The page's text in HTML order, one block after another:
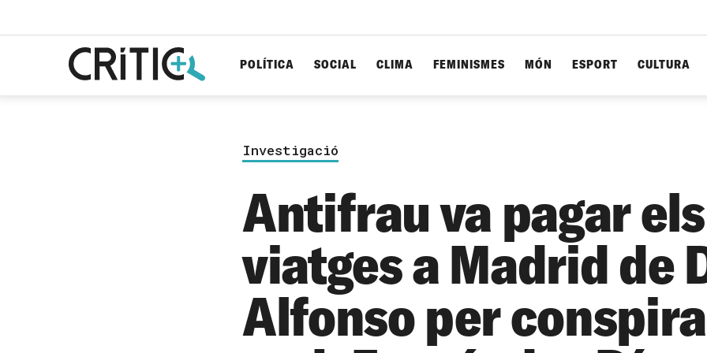
POLÍTICA SOCIAL CLIMA FEMINISMES MÓN ESPORT CULTURA
Investigació
Antifrau va pagar els
viatges a Madrid de
Alfonso per